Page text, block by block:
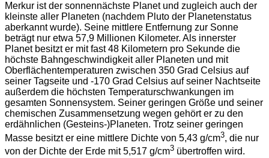
Merkur ist der sonnennächste Planet und zugleich auch der
kleinste aller Planeten (nachdem Pluto der Planetenstatus
aberkannt wurde). Seine mittlere Entfernung zur Sonne
beträgt nur etwa 57,9 Millionen Kilometer. Als innerster
Planet besitzt er mit fast 48 Kilometern pro Sekunde die
höchste Bahngeschwindigkeit aller Planeten und mit
Oberflächentemperaturen zwischen 350 Grad Celsius auf
seiner Tagseite und -170 Grad Celsius auf seiner Nachtseite
außerdem die höchsten Temperaturschwankungen im
gesamten Sonnensystem. Seiner geringen Größe und seiner
chemischen Zusammensetzung wegen gehört er zu den
erdähnlichen (Gesteins-)Planeten. Trotz seiner geringen
Masse besitzt er eine mittlere Dichte von 5,43 g/cm3, die nur
von der Dichte der Erde mit 5,517 g/cm3 übertroffen wird.